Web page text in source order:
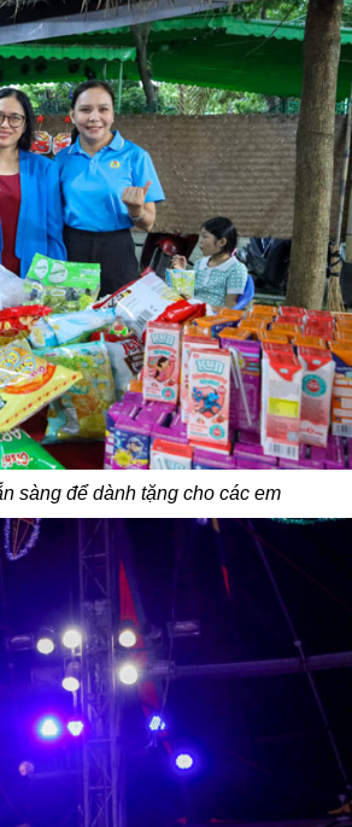
sàng để dành tặng cho các em